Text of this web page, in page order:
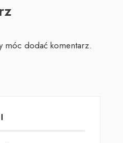
móc dodać komentarz.